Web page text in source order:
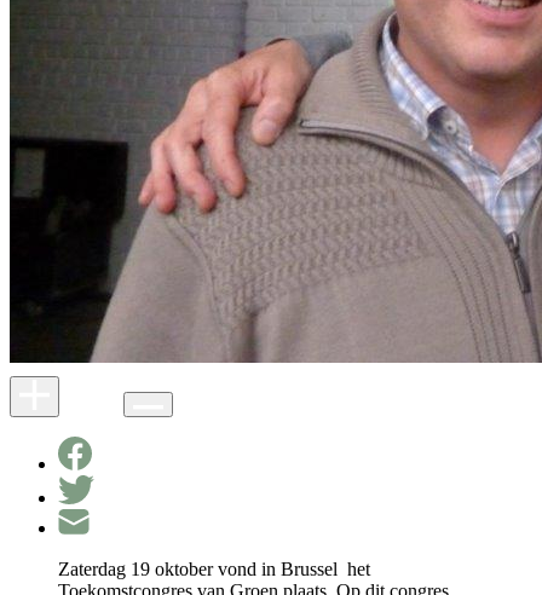
Zaterdag 19 oktober vond in Brussel het